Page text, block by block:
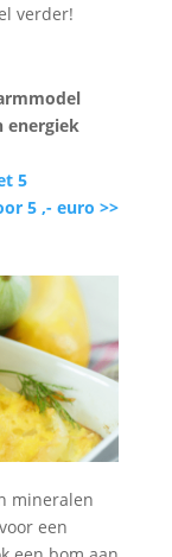
verder!
energiek
5
5 ,- euro >>
mineralen
een